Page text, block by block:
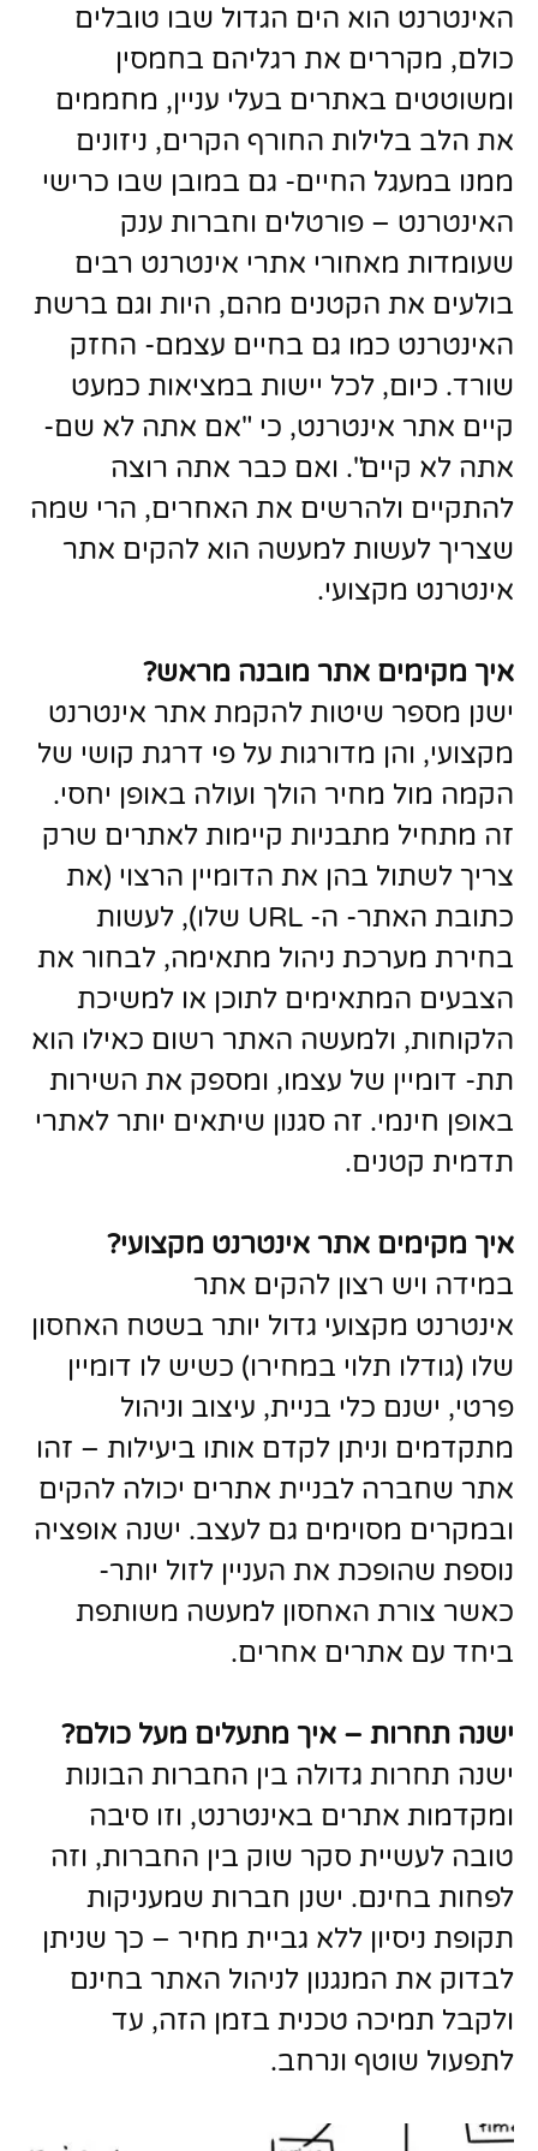
האינטרנט הוא הים הגדול שבו טובלים
כולם, מקררים את רגליהם בחמסין
ומשוטטים באתרים בעלי עניין, מחממים
את הלב בלילות החורף הקרים, ניזונים
ממנו במעגל החיים- גם במובן שבו כרישי
האינטרנט – פורטלים וחברות ענק
שעומדות מאחורי אתרי אינטרנט רבים
בולעים את הקטנים מהם, היות וגם ברשת
האינטרנט כמו גם בחיים עצמם- החזק
שורד. כיום, לכל יישות במציאות כמעט
קיים אתר אינטרנט, כי "אם אתה לא שם-
אתה לא קיים". ואם כבר אתה רוצה
להתקיים ולהרשים את האחרים, הרי שמה
שצריך לעשות למעשה הוא להקים אתר
אינטרנט מקצועי.
איך מקימים אתר מובנה מראש?
ישנן מספר שיטות להקמת אתר אינטרנט
מקצועי, והן מדורגות על פי דרגת קושי של
הקמה מול מחיר הולך ועולה באופן יחסי.
זה מתחיל מתבניות קיימות לאתרים שרק
צריך לשתול בהן את הדומיין הרצוי (את
כתובת האתר- ה- URL שלו), לעשות
בחירת מערכת ניהול מתאימה, לבחור את
הצבעים המתאימים לתוכן או למשיכת
הלקוחות, ולמעשה האתר רשום כאילו הוא
תת- דומיין של עצמו, ומספק את השירות
באופן חינמי. זה סגנון שיתאים יותר לאתרי
תדמית קטנים.
איך מקימים אתר אינטרנט מקצועי?
במידה ויש רצון להקים אתר
אינטרנט מקצועי גדול יותר בשטח האחסון
שלו (גודלו תלוי במחירו) כשיש לו דומיין
פרטי, ישנם כלי בניית, עיצוב וניהול
מתקדמים וניתן לקדם אותו ביעילות – זהו
אתר שחברה לבניית אתרים יכולה להקים
ובמקרים מסוימים גם לעצב. ישנה אופציה
נוספת שהופכת את העניין לזול יותר-
כאשר צורת האחסון למעשה משותפת
ביחד עם אתרים אחרים.
ישנה תחרות – איך מתעלים מעל כולם?
ישנה תחרות גדולה בין החברות הבונות
ומקדמות אתרים באינטרנט, וזו סיבה
טובה לעשיית סקר שוק בין החברות, וזה
לפחות בחינם. ישנן חברות שמעניקות
תקופת ניסיון ללא גביית מחיר – כך שניתן
לבדוק את המנגנון לניהול האתר בחינם
ולקבל תמיכה טכנית בזמן הזה, עד
לתפעול שוטף ונרחב.